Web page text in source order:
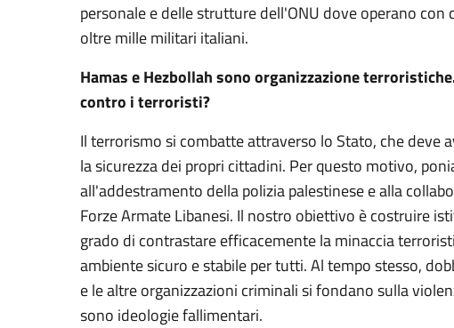
personale e delle strutture dell'ONU dove operano con
oltre mille militari italiani.
Hamas e Hezbollah sono organizzazione
contro i terroristi?
Il terrorismo si combatte attraverso lo Stato, che deve
la sicurezza dei propri cittadini. Per questo motivo,
all'addestramento della polizia palestinese e alla
Forze Armate Libanesi. Il nostro obiettivo è costruire
grado di contrastare efficacemente la minaccia
ambiente sicuro e stabile per tutti. Al tempo stesso,
e le altre organizzazioni criminali si fondano sulla
sono ideologie fallimentari.